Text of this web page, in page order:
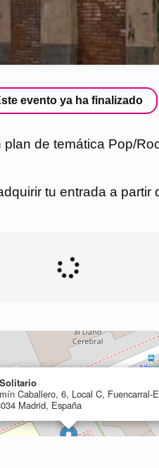
evento ya ha finalizado
de temática Pop/
tu entrada a